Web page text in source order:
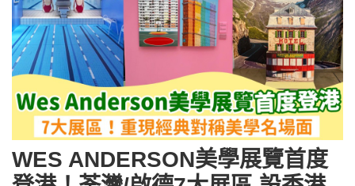
WES ANDERSON美學展覽首度